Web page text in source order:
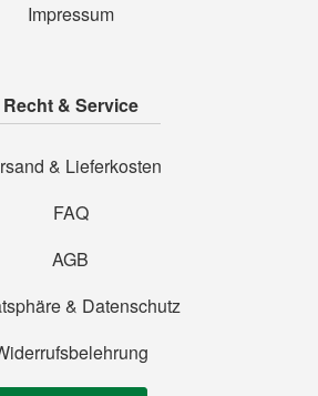
Impressum
Recht & Service
& Lieferkosten
FAQ
AGB
& Datenschutz